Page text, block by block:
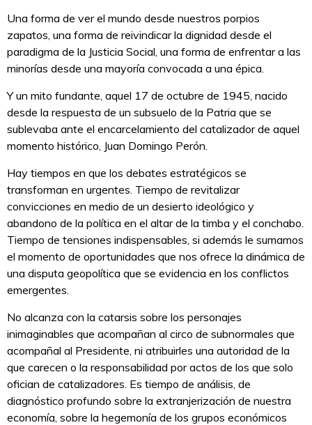
Una forma de ver el mundo desde nuestros porpios
zapatos, una forma de reivindicar la dignidad desde el
paradigma de la Justicia Social, una forma de enfrentar a las
minorías desde una mayoría convocada a una épica.
Y un mito fundante, aquel 17 de octubre de 1945, nacido
desde la respuesta de un subsuelo de la Patria que se
sublevaba ante el encarcelamiento del catalizador de aquel
momento histórico, Juan Domingo Perón.
Hay tiempos en que los debates estratégicos se
transforman en urgentes. Tiempo de revitalizar
convicciones en medio de un desierto ideológico y
abandono de la política en el altar de la timba y el conchabo.
Tiempo de tensiones indispensables, si además le sumamos
el momento de oportunidades que nos ofrece la dinámica de
una disputa geopolítica que se evidencia en los conflictos
emergentes.
No alcanza con la catarsis sobre los personajes
inimaginables que acompañan al circo de subnormales que
acompañal al Presidente, ni atribuirles una autoridad de la
que carecen o la responsabilidad por actos de los que solo
ofician de catalizadores. Es tiempo de análisis, de
diagnóstico profundo sobre la extranjerización de nuestra
economía, sobre la hegemonía de los grupos económicos